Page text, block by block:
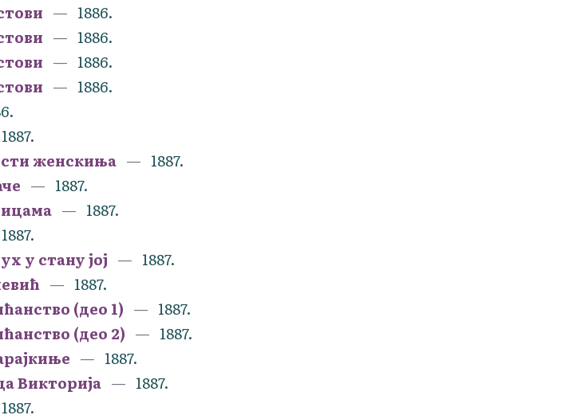
1886.
1886.
1886.
1886.
1887.
женскиња
1887.
1887.
1887.
1887.
у стану јој
1887.
1887.
(део 1)
1887.
(део 2)
1887.
1887.
Викторија
1887.
1887.